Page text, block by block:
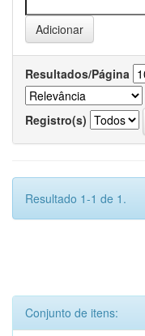
Resultados/Página
Registro(s)
Resultado 1-1 de 1.
Conjunto de itens: